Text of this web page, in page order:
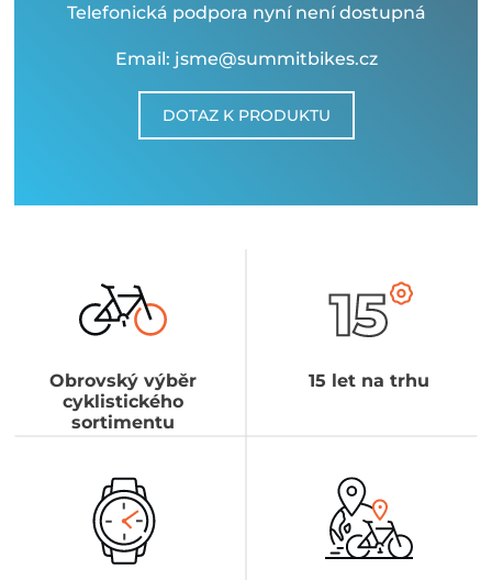
Telefonická podpora nyní není dostupná
Email: jsme@summitbikes.cz
DOTAZ K PRODUKTU
Obrovský výběr
cyklistického
sortimentu
15 let na trhu